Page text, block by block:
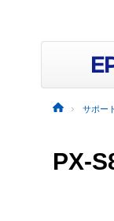
サポー
PX-